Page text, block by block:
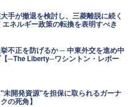
手が撤退を検討し、三菱離脱に続く
ネルギー政策の転換を表明すべき
不正を防げるか ─ 中東外交を進め中
─The Liberty─ワシントン・レポー
未開発資源"を担保に取られるガーナ
の死角】